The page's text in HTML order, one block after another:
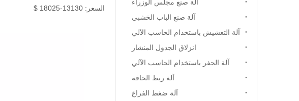
السعر: 13130-18025 $
آلة صنع مجلس الوزراء
آلة صنع الباب الخشبي
آلة التعشيش باستخدام الحاسب الآلي
انزلاق الجدول المنشار
آلة الحفر باستخدام الحاسب الآلي
آلة ربط الحافة
آلة ضغط الفراغ